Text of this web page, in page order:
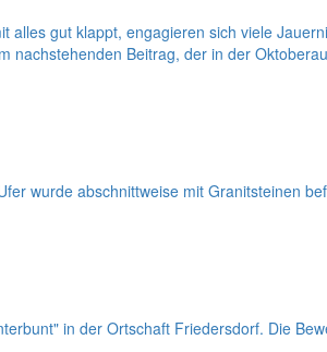
alles gut klappt, engagieren sich viele
nachstehenden Beitrag, der in der
wurde abschnittweise mit Granitsteinen
in der Ortschaft Friedersdorf. Die